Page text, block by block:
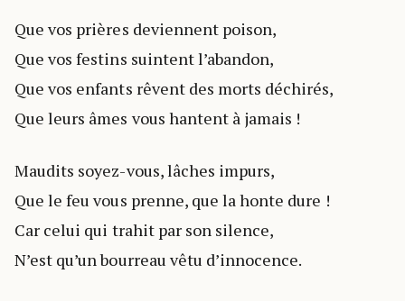
Que vos prières deviennent poison,
Que vos festins suintent l’abandon,
Que vos enfants rêvent des morts déchirés,
Que leurs âmes vous hantent à jamais !
Maudits soyez-vous, lâches impurs,
Que le feu vous prenne, que la honte dure !
Car celui qui trahit par son silence,
N’est qu’un bourreau vêtu d’innocence.